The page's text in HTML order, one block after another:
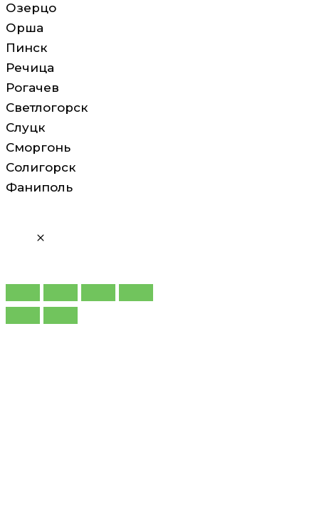
Озерцо
Орша
Пинск
Речица
Рогачев
Светлогорск
Слуцк
Сморгонь
Солигорск
Фаниполь